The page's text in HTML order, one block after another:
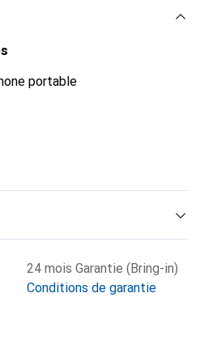
portable
24 mois Garantie (Bring-in)
Conditions de garantie